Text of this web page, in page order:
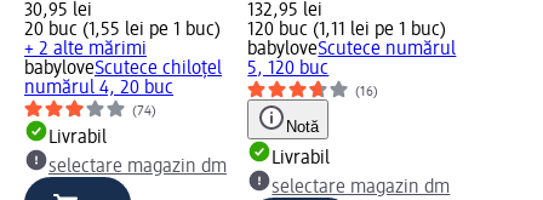
30,95 lei
20 buc (1,55 lei pe 1 buc)
+ 2 alte mărimi
babyloveScutece chiloțel
numărul 4, 20 buc
(74)
Livrabil
selectare magazin dm
132,95 lei
120 buc (1,11 lei pe 1 buc)
babyloveScutece numărul
5, 120 buc
(16)
Notă
Livrabil
selectare magazin dm